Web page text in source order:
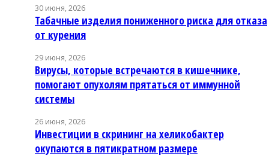
30 июня, 2026
Табачные изделия пониженного риска для отказа
от курения
29 июня, 2026
Вирусы, которые встречаются в кишечнике,
помогают опухолям прятаться от иммунной
системы
26 июня, 2026
Инвестиции в скрининг на хеликобактер
окупаются в пятикратном размере